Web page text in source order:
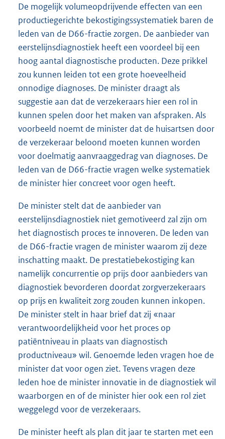
De mogelijk volumeopdrijvende effecten van een
productiegerichte bekostigingssystematiek baren de
leden van de D66-fractie zorgen. De aanbieder van
eerstelijnsdiagnostiek heeft een voordeel bij een
hoog aantal diagnostische producten. Deze prikkel
zou kunnen leiden tot een grote hoeveelheid
onnodige diagnoses. De minister draagt als
suggestie aan dat de verzekeraars hier een rol in
kunnen spelen door het maken van afspraken. Als
voorbeeld noemt de minister dat de huisartsen door
de verzekeraar beloond moeten kunnen worden
voor doelmatig aanvraaggedrag van diagnoses. De
leden van de D66-fractie vragen welke systematiek
de minister hier concreet voor ogen heeft.
De minister stelt dat de aanbieder van
eerstelijnsdiagnostiek niet gemotiveerd zal zijn om
het diagnostisch proces te innoveren. De leden van
de D66-fractie vragen de minister waarom zij deze
inschatting maakt. De prestatiebekostiging kan
namelijk concurrentie op prijs door aanbieders van
diagnostiek bevorderen doordat zorgverzekeraars
op prijs en kwaliteit zorg zouden kunnen inkopen.
De minister stelt in haar brief dat zij «naar
verantwoordelijkheid voor het proces op
patiëntniveau in plaats van diagnostisch
productniveau» wil. Genoemde leden vragen hoe de
minister dat voor ogen ziet. Tevens vragen deze
leden hoe de minister innovatie in de diagnostiek wil
waarborgen en of de minister hier ook een rol ziet
weggelegd voor de verzekeraars.
De minister heeft als plan dit jaar te starten met een